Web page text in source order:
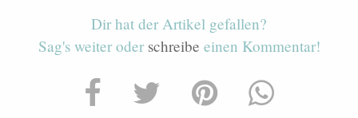
Dir hat der Artikel gefallen?
Sag's weiter oder schreibe einen Kommentar!